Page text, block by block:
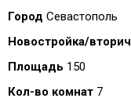
Город Севастополь
Новостройка/
Площадь 150
Кол-во комнат 7